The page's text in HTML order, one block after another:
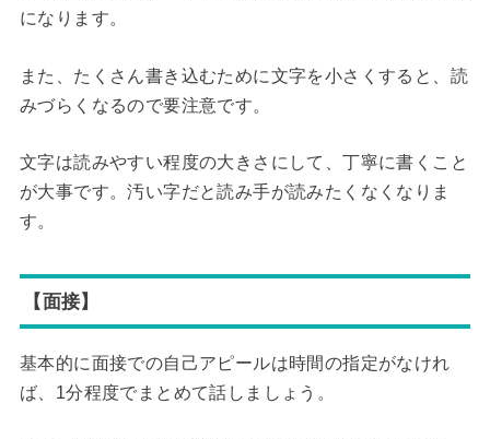
になります。
また、たくさん書き込むために文字を小さくすると、読
みづらくなるので要注意です。
文字は読みやすい程度の大きさにして、丁寧に書くこと
が大事です。汚い字だと読み手が読みたくなくなりま
す。
【面接】
基本的に面接での自己アピールは時間の指定がなけれ
ば、1分程度でまとめて話しましょう。